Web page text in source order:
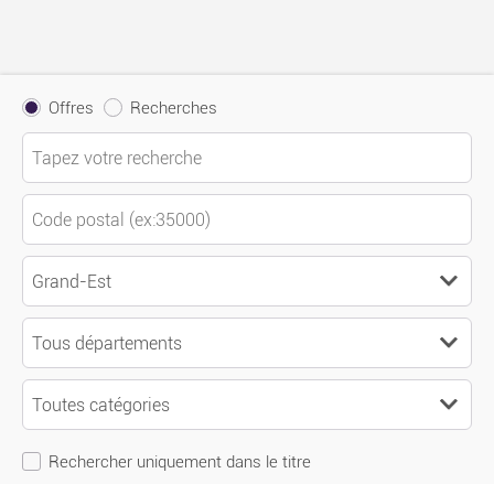
Offres Recherches
Rechercher uniquement dans le titre